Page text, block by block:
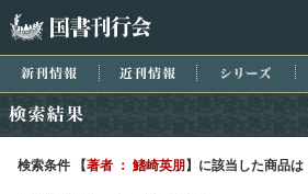
新刊情報 近刊情報 シリ
検索条件 【著者 ： 鰭崎英朋】に該当した商品は